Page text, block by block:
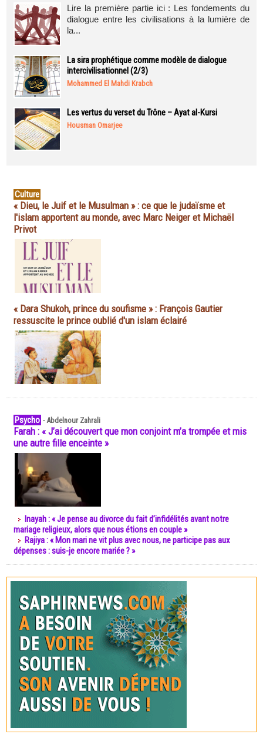
Lire la première partie ici : Les fondements du
dialogue entre les civilisations à la lumière de
la...
La sira prophétique comme modèle de dialogue
intercivilisationnel (2/3)
Mohammed El Mahdi Krabch
Les vertus du verset du Trône – Ayat al-Kursi
Housman Omarjee
Culture
« Dieu, le Juif et le Musulman » : ce que le judaïsme et
l'islam apportent au monde, avec Marc Neiger et Michaël
Privot
« Dara Shukoh, prince du soufisme » : François Gautier
ressuscite le prince oublié d'un islam éclairé
Psycho -Abdelnour Zahrali
Farah : « J’ai découvert que mon conjoint m’a trompée et mis
une autre fille enceinte »
Inayah : « Je pense au divorce du fait d’infidélités avant notre
mariage religieux, alors que nous étions en couple »
Rajiya : « Mon mari ne vit plus avec nous, ne participe pas aux
dépenses : suis-je encore mariée ? »